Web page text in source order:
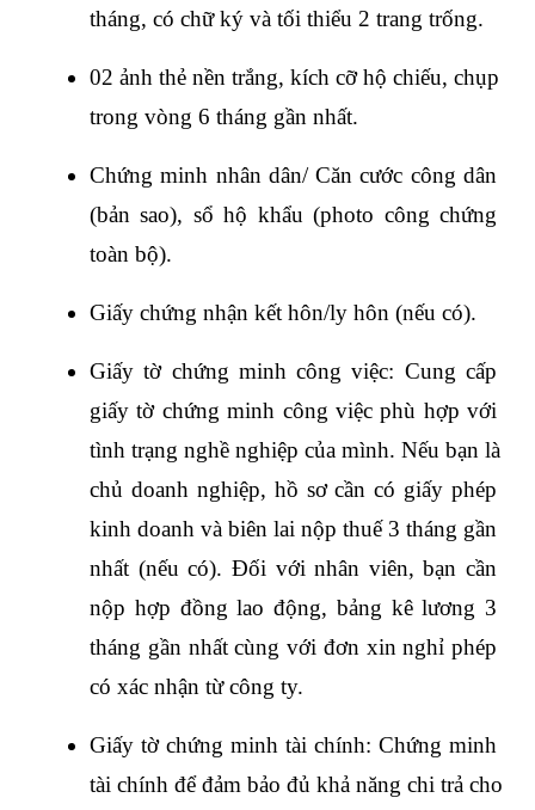
tháng, có chữ ký và tối thiểu 2 trang trống.
02 ảnh thẻ nền trắng, kích cỡ hộ chiếu, chụp
trong vòng 6 tháng gần nhất.
Chứng minh nhân dân/ Căn cước công dân
(bản sao), sổ hộ khẩu (photo công chứng
toàn bộ).
Giấy chứng nhận kết hôn/ly hôn (nếu có).
Giấy tờ chứng minh công việc: Cung cấp
giấy tờ chứng minh công việc phù hợp với
tình trạng nghề nghiệp của mình. Nếu bạn là
chủ doanh nghiệp, hồ sơ cần có giấy phép
kinh doanh và biên lai nộp thuế 3 tháng gần
nhất (nếu có). Đối với nhân viên, bạn cần
nộp hợp đồng lao động, bảng kê lương 3
tháng gần nhất cùng với đơn xin nghỉ phép
có xác nhận từ công ty.
Giấy tờ chứng minh tài chính: Chứng minh
tài chính để đảm bảo đủ khả năng chi trả cho